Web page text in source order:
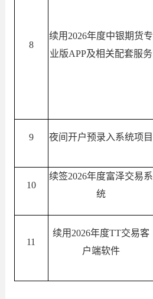
8
续用 2026年度中银期货专
业版APP及相关配套服务
9 夜间开户预录入系统项目
10
续签2026年度富泽交易系
统
11
续用 2026年度TT交易客
户端软件